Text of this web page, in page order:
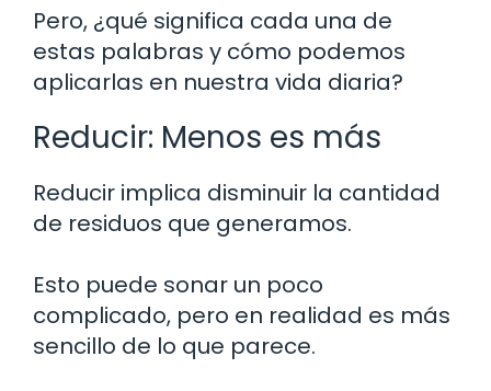
Pero, ¿qué significa cada una de
estas palabras y cómo podemos
aplicarlas en nuestra vida diaria?
Reducir: Menos es más
Reducir implica disminuir la cantidad
de residuos que generamos.
Esto puede sonar un poco
complicado, pero en realidad es más
sencillo de lo que parece.